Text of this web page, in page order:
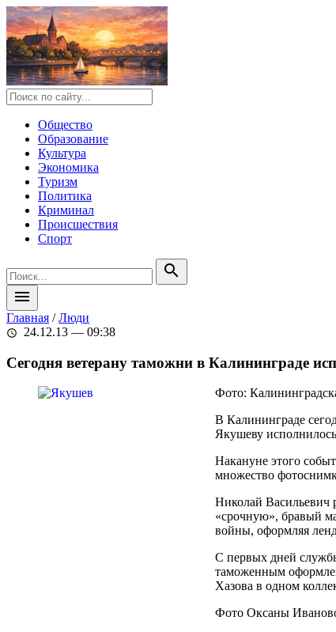
Общество
Образование
Культура
Экономика
Туризм
Политика
Криминал
Происшествия
Спорт
search
menu
Главная /Люди
schedule 24.12.13 — 09:38
Сегодня ветерану таможни в Калининграде
Фото:
В Калининграде
Якушеву
Накануне этого
множество
Николай Васильевич
«срочную», бравый
войны, оформляя
С первых дней
таможенным
Хазова в одном
Фото Оксаны